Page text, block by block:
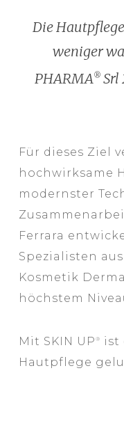
Die
weniger
PHARMA®Srl
Für dieses Ziel
hochwirksame
modernster
Ferrara
Spezialisten
Kosmetik
höchstem
Mit SKIN UP®
ist
Hautpflege